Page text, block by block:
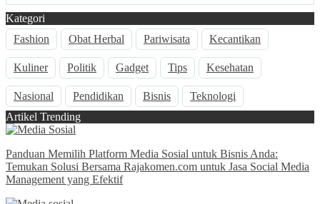
Kategori
Fashion
Obat Herbal Pariwisata Kecantikan
Kuliner Politik Gadget Tips Kesehatan
Nasional Pendidikan Bisnis
Teknologi
Artikel Trending
Panduan Memilih Platform Media Sosial untuk Bisnis Anda:
Temukan Solusi Bersama Rajakomen.com untuk Jasa Social Media
Management yang Efektif